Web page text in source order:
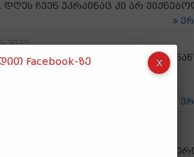
დღეს ჩვენ უკრაინაც კი არ
2025
ნარკოდანაშაულში
აქ თქვენ მოისმენთ
Facebook-ზე